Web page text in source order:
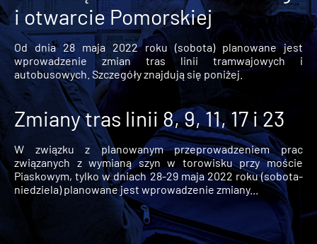
i otwarcie Pomorskiej
Od dnia 28 maja 2022 roku (sobota) planowane jest
wprowadzenie zmian tras linii tramwajowych i
autobusowych. Szczegóły znajdują się poniżej.
Zmiany tras linii 8, 9, 11, 17 i 23
W związku z planowanym przeprowadzeniem prac
związanych z wymianą szyn w torowisku przy moście
Piaskowym, tylko w dniach 28-29 maja 2022 roku (sobota-
niedziela) planowane jest wprowadzenie zmiany...